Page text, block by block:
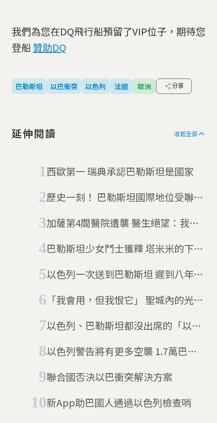
我們為您在DQ飛行船預留了VIP位子，期待您
登船贊助DQ
巴勒斯坦 以巴衝突 以色列 法國 歐洲 分享
延伸閱讀 收起全部
西歐第一 瑞典承認巴勒斯坦是國家
歷史一刻！ 巴勒斯坦國際地位受聯合
加薩第4間醫院遭襲 醫生絕望：我們
巴勒斯坦少女鬥士獲釋 塔米米的下一
以色列一次送到巴勒斯坦 遲到八年的
「我會用，但我恨它」 聖城內的光之
以色列、巴勒斯坦都沒出席的「以巴
以色列警告將有更多空襲 1.7萬巴勒
聯合國否決以巴衝突解決方案
新App助巴國人通過以色列檢查哨